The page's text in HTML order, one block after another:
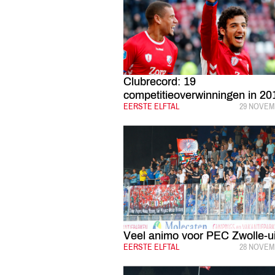
Clubrecord: 19
competitieoverwinningen in
CATEGORIE:
EERSTE ELFTAL 29
Veel animo voor PEC Zwolle-
CATEGORIE:
EERSTE ELFTAL 28